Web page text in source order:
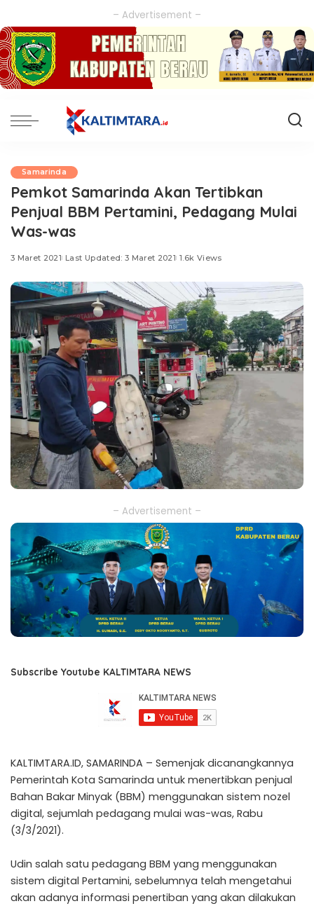
– Advertisement –
Samarinda
Pemkot Samarinda Akan Tertibkan
Penjual BBM Pertamini, Pedagang Mulai
Was-was
3 Maret 2021 Last Updated: 3 Maret 2021 1.6k Views
– Advertisement –
Subscribe Youtube KALTIMTARA NEWS
KALTIMTARA.ID, SAMARINDA – Semenjak dicanangkannya
Pemerintah Kota Samarinda untuk menertibkan penjual
Bahan Bakar Minyak (BBM) menggunakan sistem nozel
digital, sejumlah pedagang mulai was-was, Rabu
(3/3/2021).
Udin salah satu pedagang BBM yang menggunakan
sistem digital Pertamini, sebelumnya telah mengetahui
akan adanya informasi penertiban yang akan dilakukan